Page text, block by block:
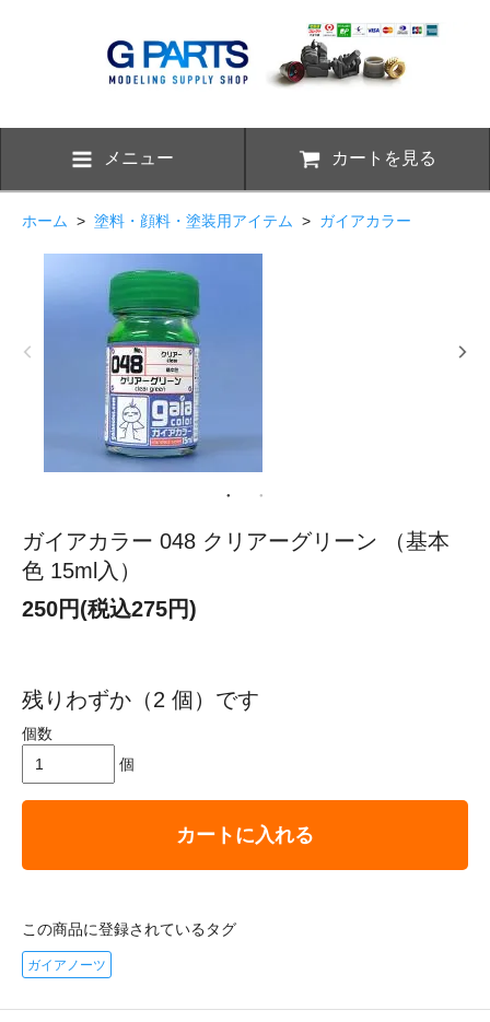
メニュー カートを見る
ホーム > 塗料・顔料・塗装用アイテム > ガイアカラー
ガイアカラー 048 クリアーグリーン （基本
色 15ml入）
250円(税込275円)
残りわずか（2 個）です
個数
個
カートに入れる
この商品に登録されているタグ
ガイアノーツ